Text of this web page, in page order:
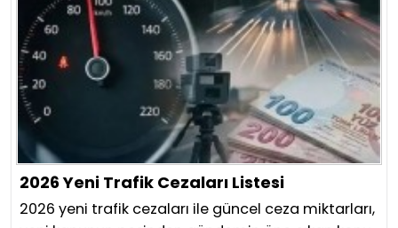
2026 Yeni Trafik Cezaları Listesi
2026 yeni trafik cezaları ile güncel ceza miktarları,